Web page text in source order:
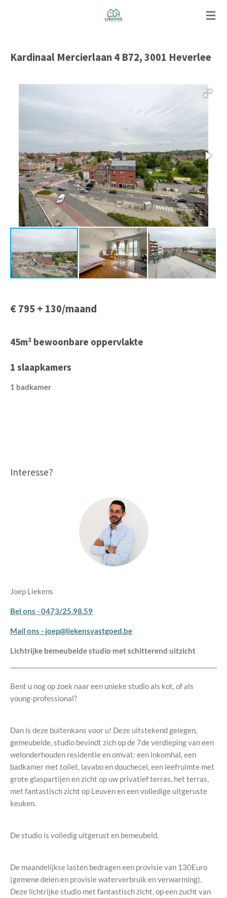
hoofdinhoud
Kardinaal Mercierlaan 4 B72, 3001 Heverlee
€ 795 + 130/maand
45m² bewoonbare oppervlakte
1 slaapkamers
1 badkamer
Interesse?
Joep Liekens
Bel ons - 0473/25.98.59
Mail ons - joep@liekensvastgoed.be
Lichtrijke bemeubelde studio met schitterend uitzicht
Bent u nog op zoek naar een unieke studio als kot, of als
young-professional?
Dan is deze buitenkans voor u! Deze uitstekend gelegen,
gemeubelde, studio bevindt zich op de 7de verdieping van een
welonderhouden residentie en omvat: een inkomhal, een
badkamer met toilet, lavabo en douchecel, een leefruimte met
grote glaspartijen en zicht op uw privatief terras, het terras,
met fantastisch zicht op Leuven en een volledige uitgeruste
keuken.
De studio is volledig uitgerust en bemeubeld.
De maandelijkse lasten bedragen een provisie van 130Euro
(gemene delen en provisie waterverbruik en verwarming).
Deze lichtrijke studio met fantastisch zicht, op een zucht van